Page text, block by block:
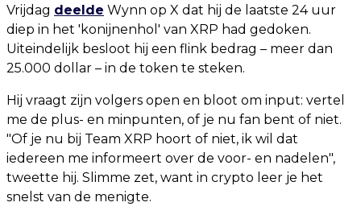
Vrijdag deelde Wynn op X dat hij de laatste 24 uur
diep in het 'konijnenhol' van XRP had gedoken.
Uiteindelijk besloot hij een flink bedrag – meer dan
25.000 dollar – in de token te steken.
Hij vraagt zijn volgers open en bloot om input: vertel
me de plus- en minpunten, of je nu fan bent of niet.
"Of je nu bij Team XRP hoort of niet, ik wil dat
iedereen me informeert over de voor- en nadelen",
tweette hij. Slimme zet, want in crypto leer je het
snelst van de menigte.